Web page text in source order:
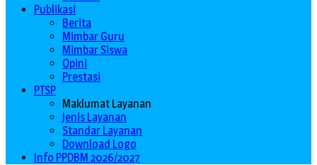
Publikasi
Berita
Mimbar Guru
Mimbar Siswa
Opini
Prestasi
PTSP
Maklumat Layanan
Jenis Layanan
Standar Layanan
Download Logo
Info PPDBM 2026/2027